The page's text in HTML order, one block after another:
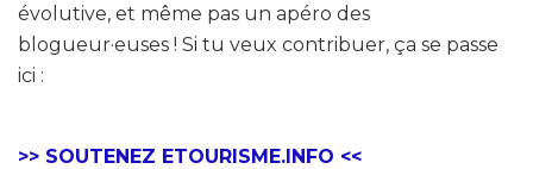
évolutive, et même pas un apéro des
blogueur·euses ! Si tu veux contribuer, ça se passe
ici :
>> SOUTENEZ ETOURISME.INFO <<